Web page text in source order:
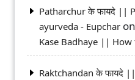
Patharchur के फायदे ||
ayurveda - Eupchar
Kase Badhaye ||
Raktchandan के फायदे